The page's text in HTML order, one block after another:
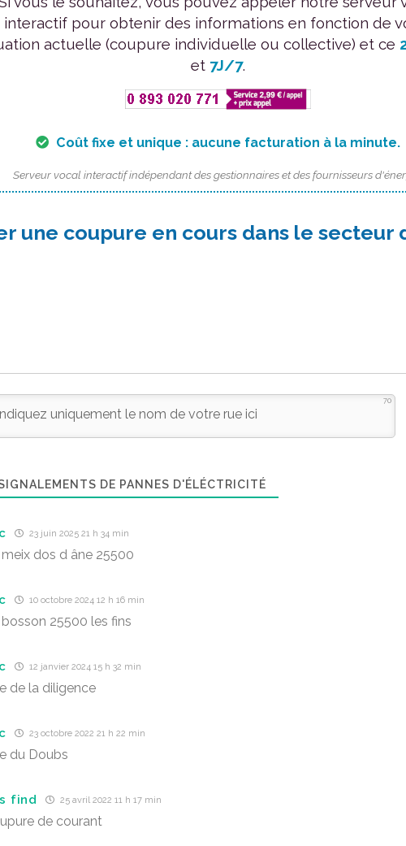
interactif pour obtenir des informations en fonction de
actuelle (coupure individuelle ou collective) et ce
et 7J/7.
Coût fixe et unique : aucune facturation à la minute.
Serveur vocal interactif indépendant des gestionnaires et des fournisseurs
une coupure en cours dans le secteur
70
DE PANNES D'ÉLÉCTRICITÉ
23 juin 2025 21 h 34 min
meix dos d âne 25500
10 octobre 2024 12 h 16 min
bosson 25500 les fins
12 janvier 2024 15 h 32 min
de la diligence
23 octobre 2022 21 h 22 min
du Doubs
find 25 avril 2022 11 h 17 min
de courant